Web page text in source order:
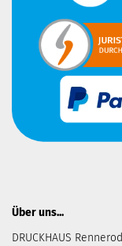
Über uns...
DRUCKHAUS Rennerod